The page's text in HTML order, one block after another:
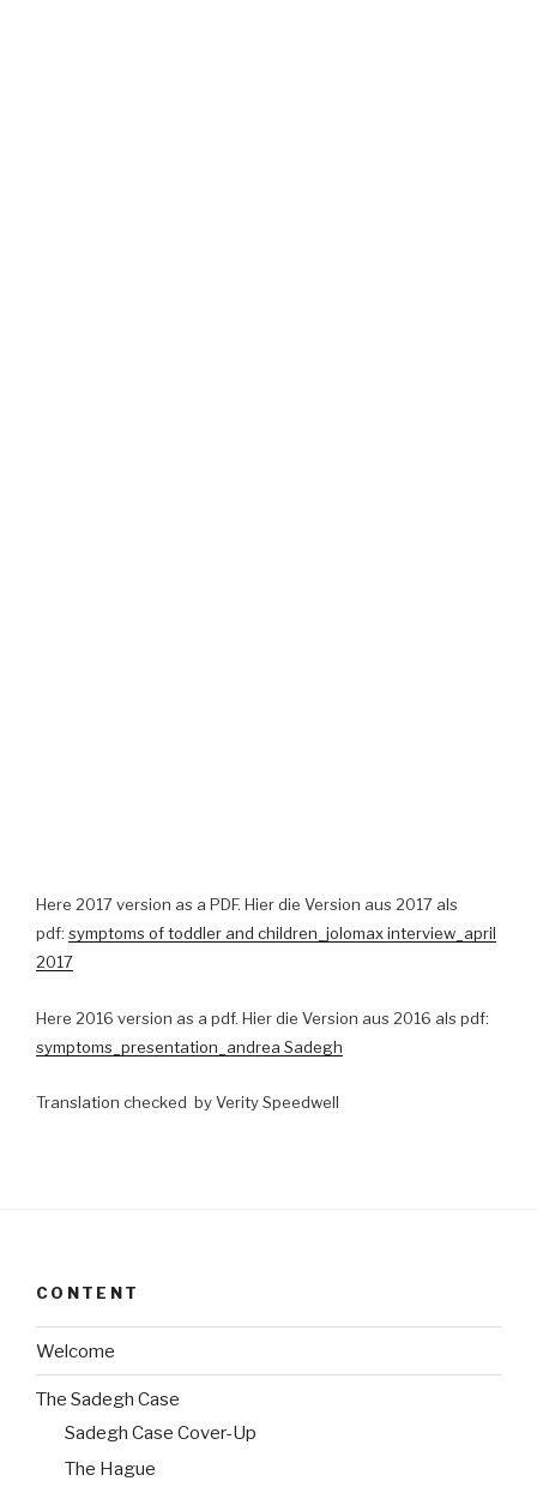
Here 2017 version as a PDF. Hier die Version aus 2017 als
pdf: symptoms of toddler and children_jolomax interview_april
2017
Here 2016 version as a pdf. Hier die Version aus 2016 als pdf:
symptoms_presentation_andrea Sadegh
Translation checked by Verity Speedwell
CONTENT
Welcome
The Sadegh Case
Sadegh Case Cover-Up
The Hague